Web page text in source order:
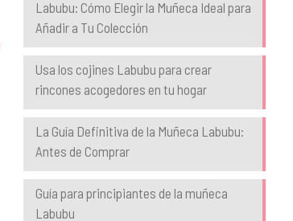
Labubu: Cómo Elegir la Muñeca Ideal para
Añadir a Tu Colección
Usa los cojines Labubu para crear
rincones acogedores en tu hogar
La Guía Definitiva de la Muñeca Labubu:
Antes de Comprar
Guía para principiantes de la muñeca
Labubu